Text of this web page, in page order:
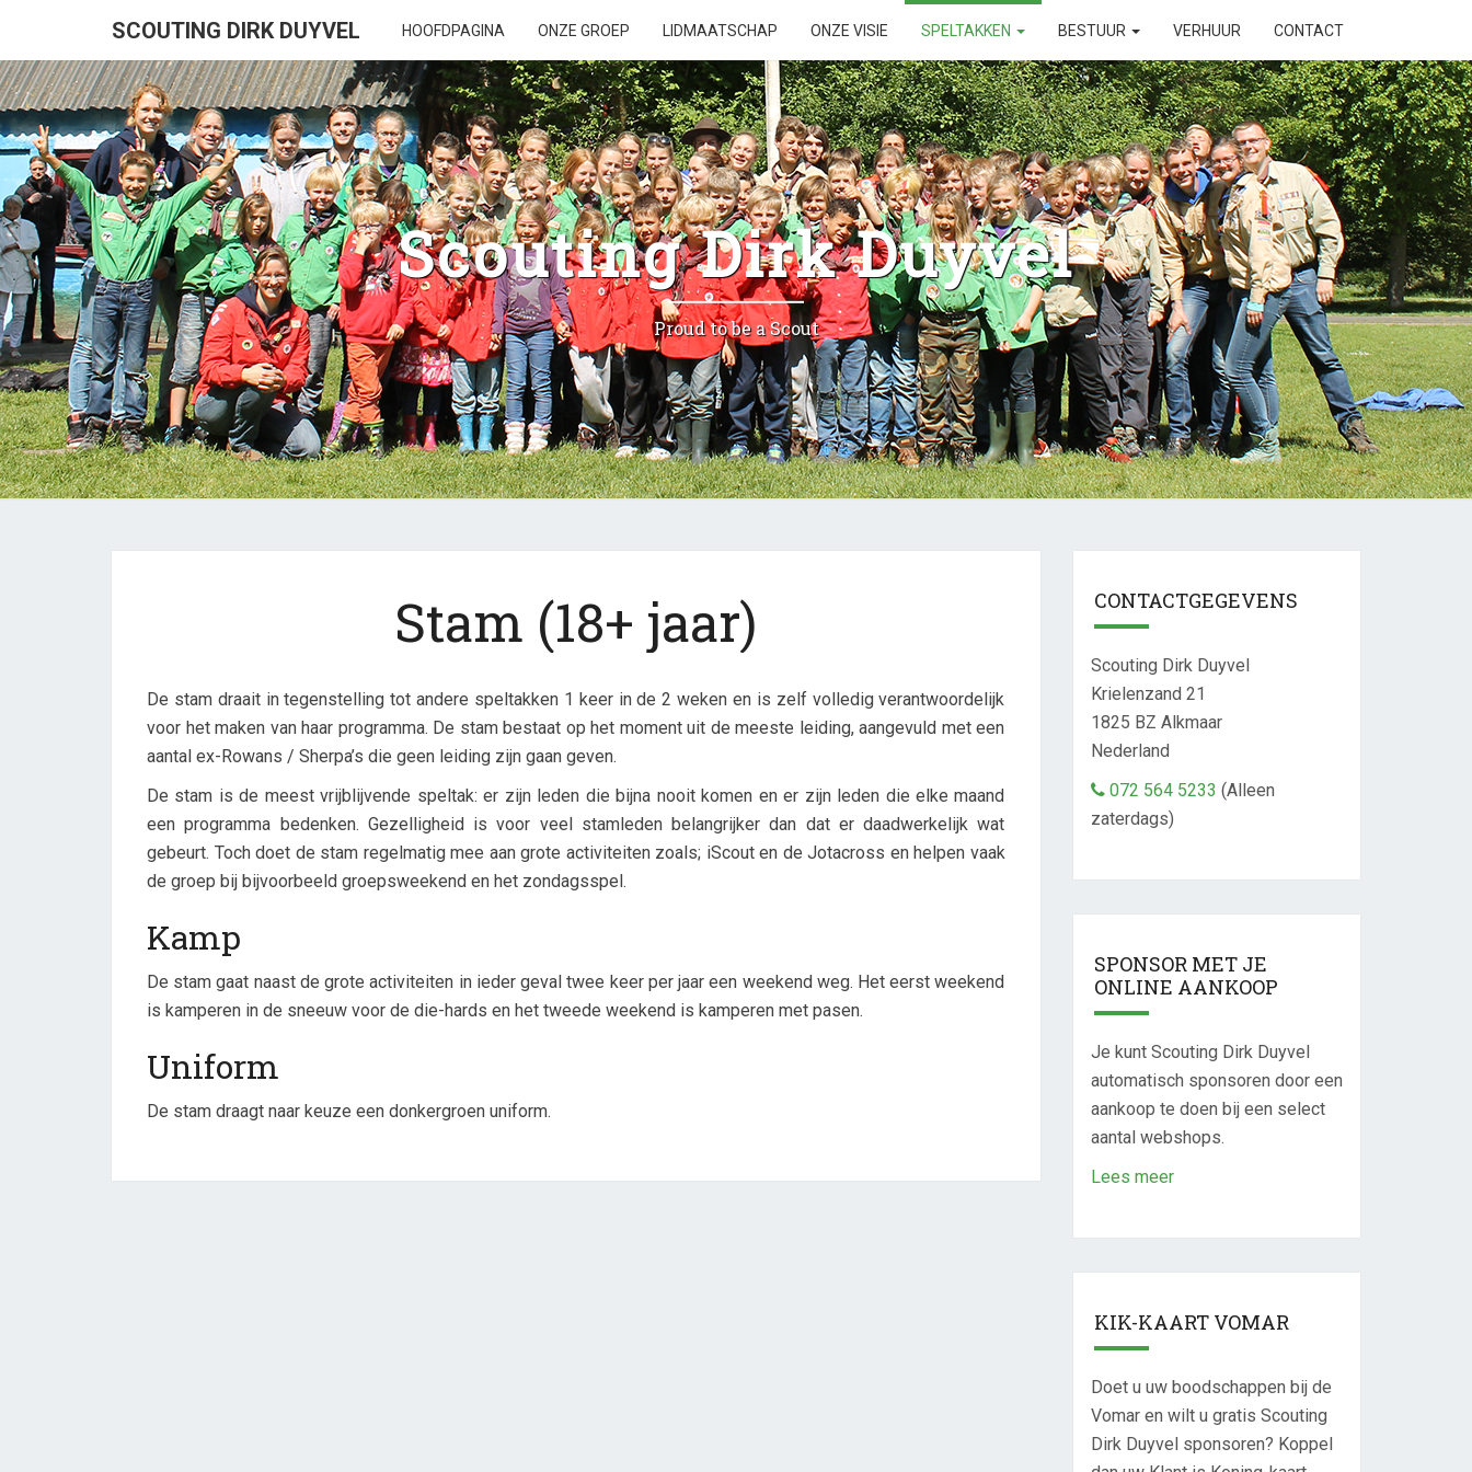
SCOUTING DIRK DUYVEL HOOFDPAGINA ONZE GROEP LIDMAATSCHAP ONZE VISIE SPELTAKKEN BESTUUR VERHUUR CONTACT
Scouting Dirk Duyvel
Proud to be a Scout
(18+
jaar)
>
Stam (18+ jaar)
De stam draait in tegenstelling tot andere speltakken 1 keer in de 2 weken en is zelf volledig verantwoordelijk
voor het maken van haar programma. De stam bestaat op het moment uit de meeste leiding, aangevuld met een
aantal ex-Rowans / Sherpa’s die geen leiding zijn gaan geven.
De stam is de meest vrijblijvende speltak: er zijn leden die bijna nooit komen en er zijn leden die elke maand
een programma bedenken. Gezelligheid is voor veel stamleden belangrijker dan dat er daadwerkelijk wat
gebeurt. Toch doet de stam regelmatig mee aan grote activiteiten zoals; iScout en de Jotacross en helpen vaak
de groep bij bijvoorbeeld groepsweekend en het zondagsspel.
Kamp
De stam gaat naast de grote activiteiten in ieder geval twee keer per jaar een weekend weg. Het eerst weekend
is kamperen in de sneeuw voor de die-hards en het tweede weekend is kamperen met pasen.
Uniform
De stam draagt naar keuze een donkergroen uniform.
CONTACTGEGEVENS
Scouting Dirk Duyvel
Krielenzand 21
1825 BZ Alkmaar
Nederland
072 564 5233 (Alleen
zaterdags)
SPONSOR MET JE
ONLINE AANKOOP
Je kunt Scouting Dirk Duyvel
automatisch sponsoren door een
aankoop te doen bij een select
aantal webshops.
Lees meer
KIK-KAART VOMAR
Doet u uw boodschappen bij de
Vomar en wilt u gratis Scouting
Dirk Duyvel sponsoren? Koppel